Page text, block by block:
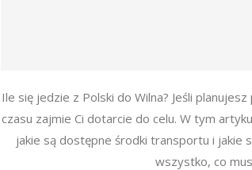
Ile się jedzie z Polski do Wilna? Jeśli
czasu zajmie Ci dotarcie do celu. W tym
jakie są dostępne środki transportu i jakie
wszystko, co